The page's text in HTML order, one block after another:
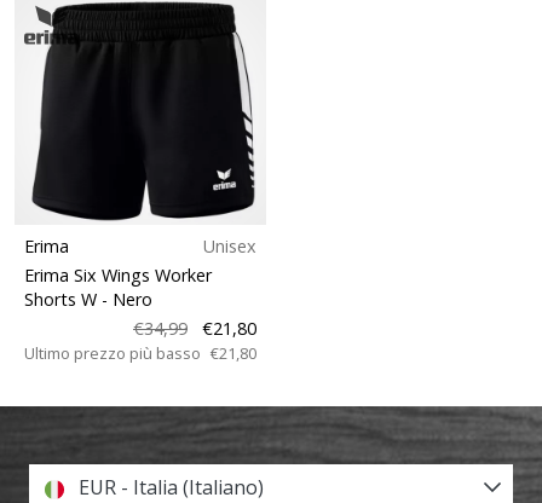
Erima
Unisex
Erima Six Wings Worker
Shorts W - Nero
€34,99
€21,80
Ultimo prezzo più basso €21,80
EUR - Italia (Italiano)